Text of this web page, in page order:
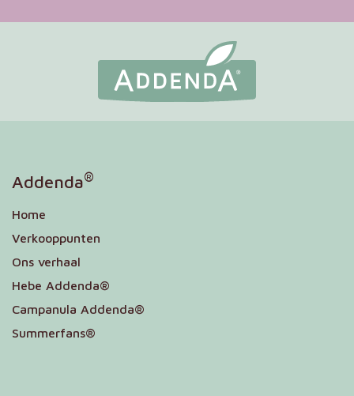
Addenda®
Home
Verkooppunten
Ons verhaal
Hebe Addenda®
Campanula Addenda®
Summerfans®